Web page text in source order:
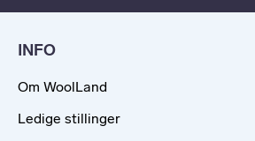
INFO
Om WoolLand
Ledige stillinger